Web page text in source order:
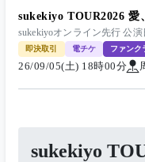
sukekiyo TOUR2026 愛
sukekiyoオンライン先行 公
即決取引 電チケ ファンク
26/09/05(土) 18時00分
sukekiyo